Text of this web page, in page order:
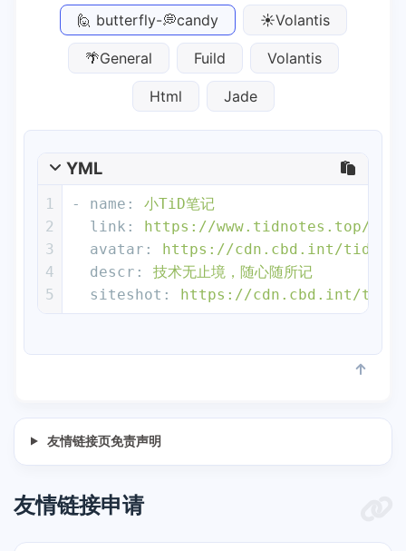
🙋 butterfly-💭candy ☀️Volantis
🌴General Fuild Volantis
Html Jade
YML
1
2
3
4
5
- name:
小TiD笔记
link:
https://www.tidnotes.top/
avatar:
https://cdn.cbd.int/
descr:
技术无止境，随心随所记
siteshot:
https://cdn.cbd.int/
友情链接页免责声明
友情链接申请